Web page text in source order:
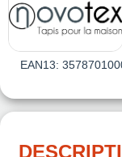
EAN13: